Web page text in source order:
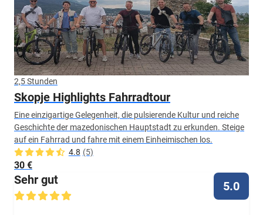
2,5 Stunden
Skopje Highlights Fahrradtour
Eine einzigartige Gelegenheit, die pulsierende Kultur und reiche
Geschichte der mazedonischen Hauptstadt zu erkunden. Steige
auf ein Fahrrad und fahre mit einem Einheimischen los.
4.8 (5)
30 €
Sehr gut 5.0